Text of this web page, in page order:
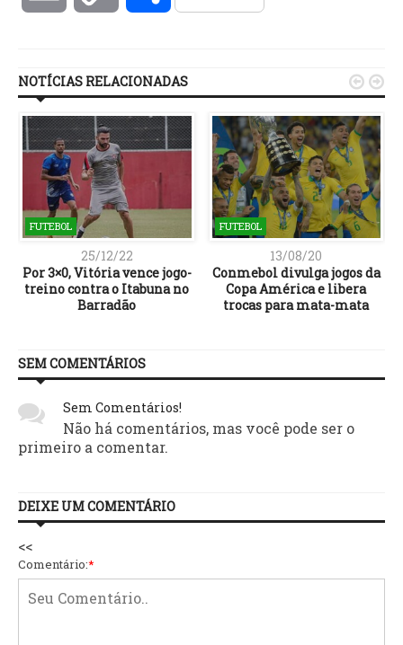
NOTÍCIAS RELACIONADAS
FUTEBOL
25/12/22
Por 3×0, Vitória vence jogo-
treino contra o Itabuna no
Barradão
FUTEBOL
13/08/20
Conmebol divulga jogos da
Copa América e libera
trocas para mata-mata
 
SEM COMENTÁRIOS
Sem Comentários!
Não há comentários, mas você pode ser o
primeiro a comentar.
DEIXE UM COMENTÁRIO
<<
Comentário:*